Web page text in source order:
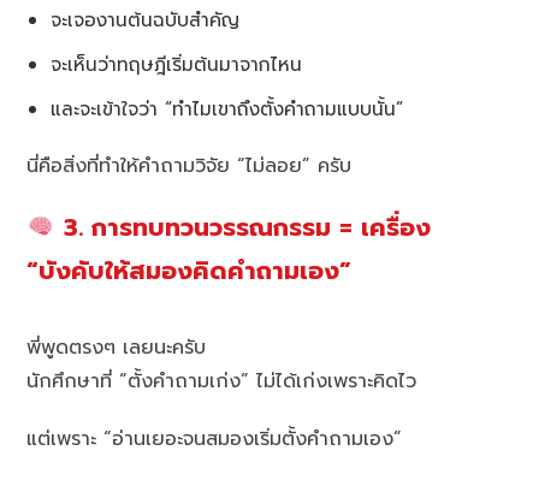
จะเจองานต้นฉบับสำคัญ
จะเห็นว่าทฤษฎีเริ่มต้นมาจากไหน
และจะเข้าใจว่า “ทำไมเขาถึงตั้งคำถามแบบนั้น”
นี่คือสิ่งที่ทำให้คำถามวิจัย “ไม่ลอย” ครับ
3. การทบทวนวรรณกรรม = เครื่อง
“บังคับให้สมองคิดคำถามเอง”
พี่พูดตรงๆ เลยนะครับ
นักศึกษาที่ “ตั้งคำถามเก่ง” ไม่ได้เก่งเพราะคิดไว
แต่เพราะ “อ่านเยอะจนสมองเริ่มตั้งคำถามเอง”